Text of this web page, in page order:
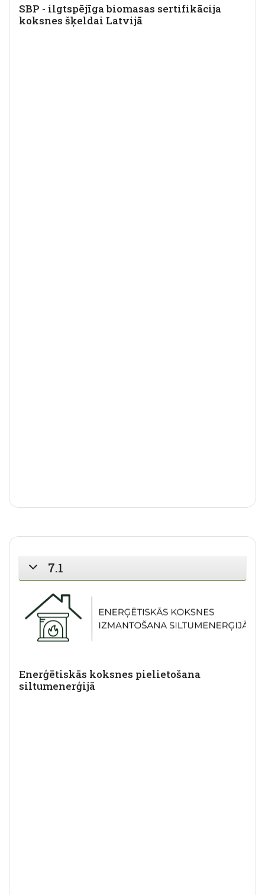
SBP - ilgtspējīga biomasas sertifikācija
koksnes šķeldai Latvijā
SAVĒRST
7.1
Enerģētiskās koksnes pielietošana
siltumenerģijā